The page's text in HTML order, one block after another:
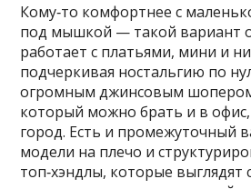
Кому‑то комфортнее с
под мышкой — такой вариант
работает с платьями, мини и
подчеркивая ностальгию по
огромным джинсовым
который можно брать и в офис,
город. Есть и промежуточный
модели на плечо и
топ‑хэндлы, которые выглядят